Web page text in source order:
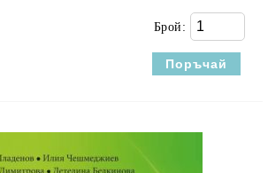
Брой: